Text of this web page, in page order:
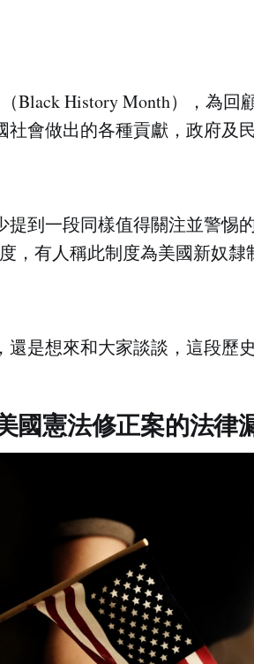
Black History Month），為回
社會做出的各種貢獻，政府及
到一段同樣值得關注並警惕
，有人稱此制度為美國新奴
是想來和大家談談，這段歷
國憲法修正案的法律